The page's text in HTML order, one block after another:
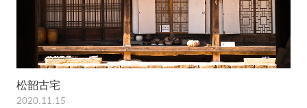
松韶古宅
2020.11.15